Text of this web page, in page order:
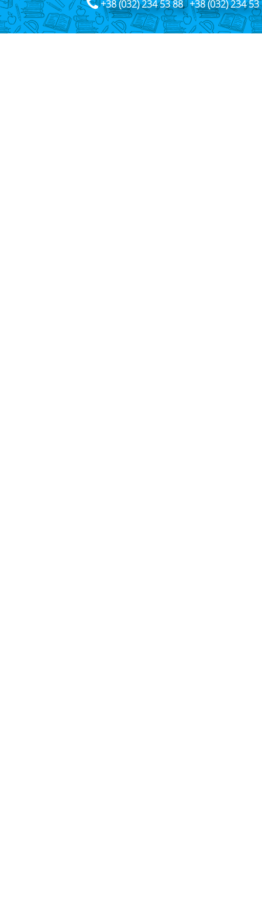
+38 (032) 234 53 88,+38 (032) 234 53